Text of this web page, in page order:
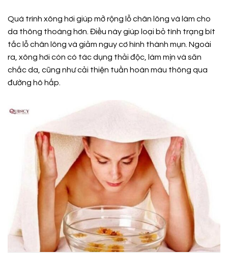
Quá trình xông hơi giúp mở rộng lỗ chân lông và làm cho
da thông thoáng hơn. Điều này giúp loại bỏ tình trạng bít
tắc lỗ chân lông và giảm nguy cơ hình thành mụn. Ngoài
ra, xông hơi còn có tác dụng thải độc, làm mịn và săn
chắc da, cũng như cải thiện tuần hoàn máu thông qua
đường hô hấp.